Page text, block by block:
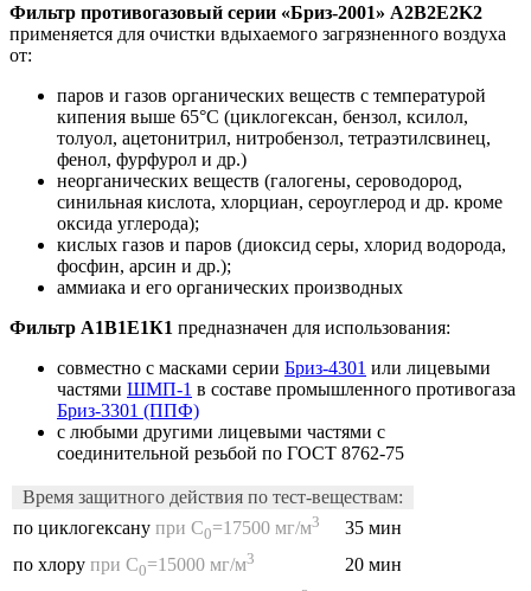
Фильтр противогазовый серии «Бриз-2001» A2B2E2K2
применяется для очистки вдыхаемого загрязненного воздуха
от:
паров и газов органических веществ с температурой
кипения выше 65°С (циклогексан, бензол, ксилол,
толуол, ацетонитрил, нитробензол, тетраэтилсвинец,
фенол, фурфурол и др.)
неорганических веществ (галогены, сероводород,
синильная кислота, хлорциан, сероуглерод и др. кроме
оксида углерода);
кислых газов и паров (диоксид серы, хлорид водорода,
фосфин, арсин и др.);
аммиака и его органических производных
Фильтр А1В1Е1К1 предназначен для использования:
совместно с масками серии Бриз-4301 или лицевыми
частями ШМП-1 в составе промышленного противогаза
Бриз-3301 (ППФ)
с любыми другими лицевыми частями с
соединительной резьбой по ГОСТ 8762-75
Время защитного действия по тест-веществам:
по циклогексану при С0=17500 мг/м3
35 мин
по хлору при С0=15000 мг/м3 20 мин